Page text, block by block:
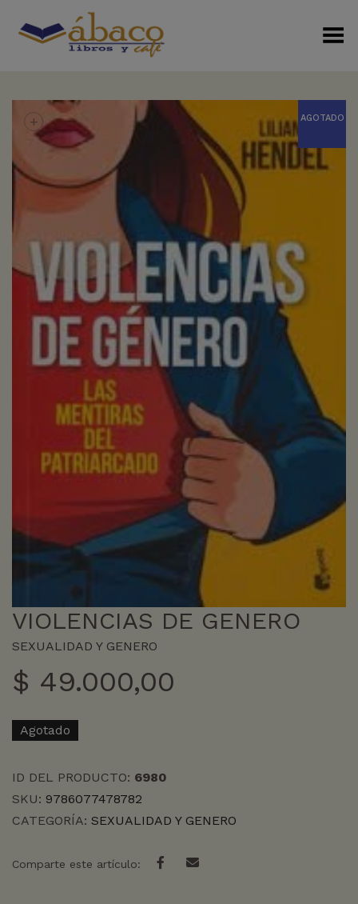
Menú Alterno
AGOTADO
+
VIOLENCIAS DE GENERO
SEXUALIDAD Y GENERO
$ 49.000,00
Agotado
ID DEL PRODUCTO: 6980
SKU: 9786077478782
CATEGORÍA: SEXUALIDAD Y GENERO
Comparte este artículo: